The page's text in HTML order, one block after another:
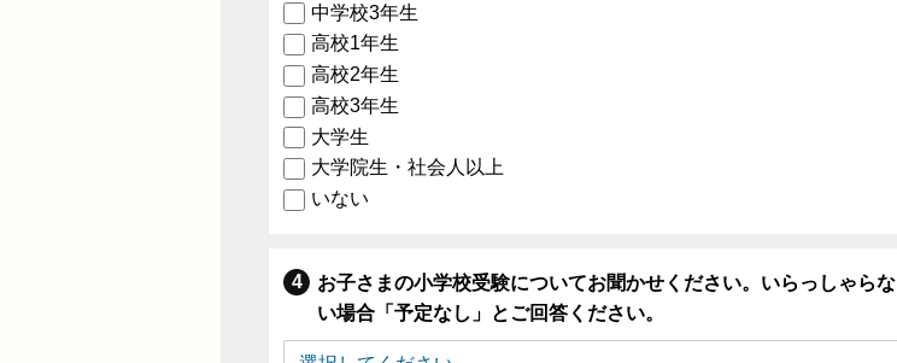
中学校3年生
高校1年生
高校2年生
高校3年生
大学生
大学院生・社会人以上
いない
お子さまの小学校受験についてお聞かせください。いらっしゃらな
い場合「予定なし」とご回答ください。